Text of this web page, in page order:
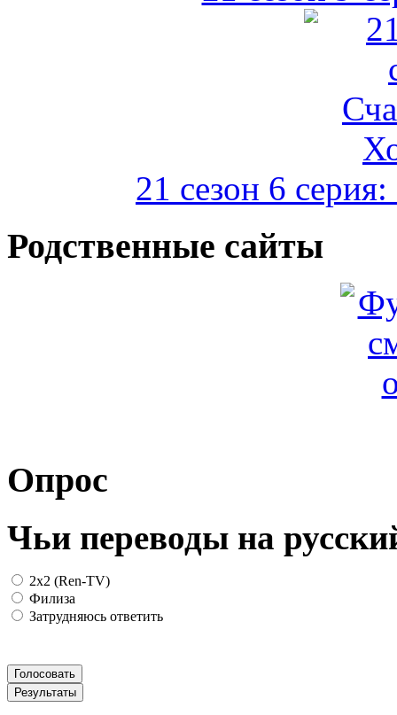
21 сезон 6
Родственные сайты
Опрос
Чьи переводы на
2x2 (Ren-TV)
Филиза
Затрудняюсь ответить